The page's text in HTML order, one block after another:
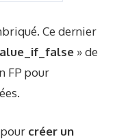
Ce dernier
» de
FP pour
créer un